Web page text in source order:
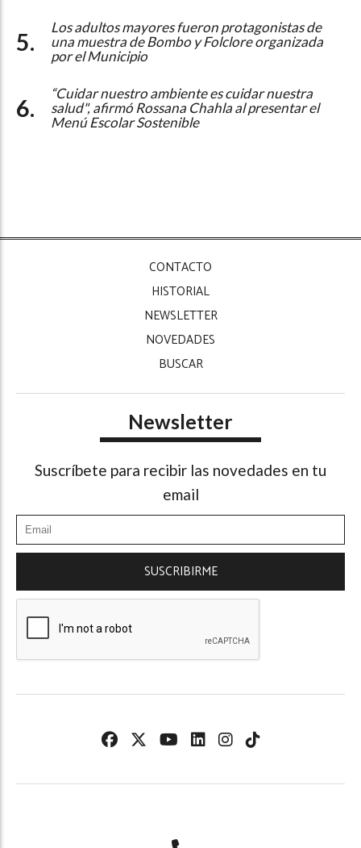
Los adultos mayores fueron protagonistas de
una muestra de Bombo y Folclore organizada
por el Municipio
“Cuidar nuestro ambiente es cuidar nuestra
salud", afirmó Rossana Chahla al presentar el
Menú Escolar Sostenible
CONTACTO
HISTORIAL
NEWSLETTER
NOVEDADES
BUSCAR
Newsletter
Suscríbete para recibir las novedades en tu
email
SUSCRIBIRME